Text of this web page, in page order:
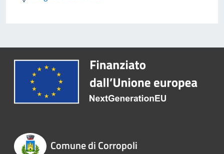
Comune di Corropoli